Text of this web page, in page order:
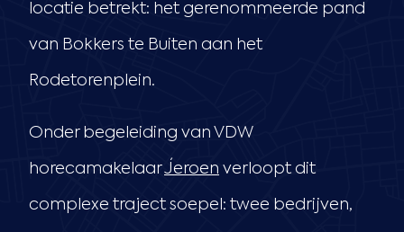
locatie betrekt: het gerenommeerde pand
van Bokkers te Buiten aan het
Rodetorenplein.
Onder begeleiding van VDW
horecamakelaarJeroen verloopt dit
complexe traject soepel: twee bedrijven,